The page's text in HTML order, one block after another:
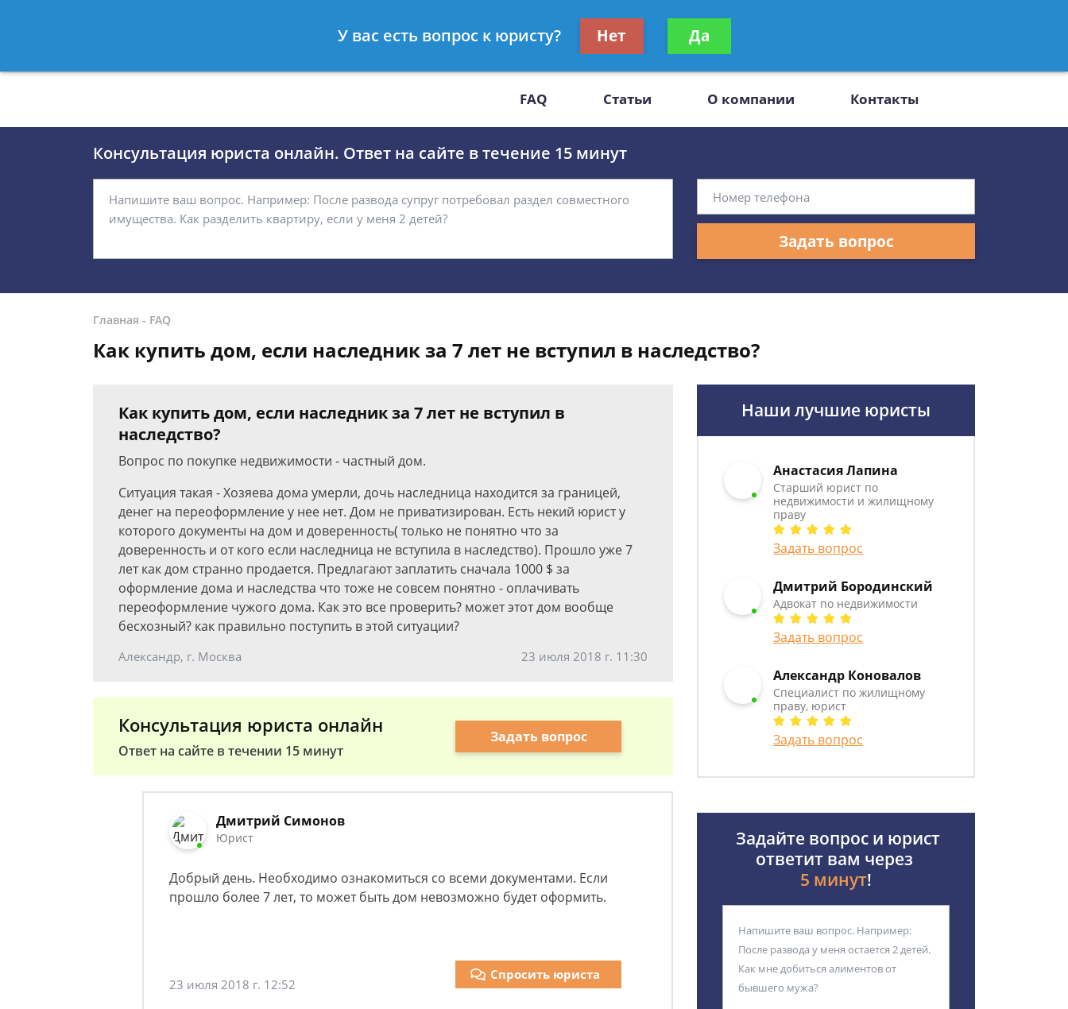
8 812 509-27-47
Получите консультацию
бесплатно
FAQ Статьи О компании Контакты
Консультация юриста онлайн. Ответ на сайте в течение 15 минут
Задать вопрос
Главная - FAQ
Как купить дом, если наследник за 7 лет не вступил в наследство?
Как купить дом, если наследник за 7 лет не вступил в
наследство?
Вопрос по покупке недвижимости - частный дом.
Ситуация такая - Хозяева дома умерли, дочь наследница находится за границей,
денег на переоформление у нее нет. Дом не приватизирован. Есть некий юрист у
которого документы на дом и доверенность( только не понятно что за
доверенность и от кого если наследница не вступила в наследство). Прошло уже 7
лет как дом странно продается. Предлагают заплатить сначала 1000 $ за
оформление дома и наследства что тоже не совсем понятно - оплачивать
переоформление чужого дома. Как это все проверить? может этот дом вообще
бесхозный? как правильно поступить в этой ситуации?
Александр, г. Москва 23 июля 2018 г. 11:30
Консультация юриста онлайн
Ответ на сайте в течении 15 минут
Задать вопрос
Дмитрий Симонов
Юрист
Добрый день. Необходимо ознакомиться со всеми документами. Если
прошло более 7 лет, то может быть дом невозможно будет оформить.
23 июля 2018 г. 12:52
Спросить юриста
Наши лучшие юристы
Анастасия Лапина
Старший юрист по
недвижимости и жилищному
праву
Задать вопрос
Дмитрий Бородинский
Адвокат по недвижимости
Задать вопрос
Александр Коновалов
Специалист по жилищному
праву, юрист
Задать вопрос
Задайте вопрос и юрист
ответит вам через
5 минут!
У вас есть вопрос к юристу? Нет Да